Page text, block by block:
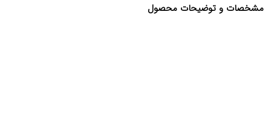
مشخصات و توضیحات محصول